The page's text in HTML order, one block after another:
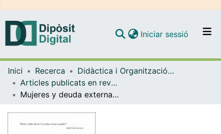
Navega per tot el DD
Iniciar sessió (current)
Inici Recerca
Didàctica i Organització Educativa
Articles publicats en revistes (Didàctica i Organització Educativa)
Mujeres y deuda externa: 'lo que damos y lo que nos quitan'